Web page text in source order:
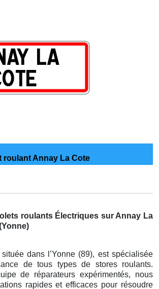
roulant Annay La Cote
roulants Électriques sur Annay La
dans l’Yonne (89), est spécialisée
de tous types de stores roulants.
de réparateurs expérimentés, nous
rapides et efficaces pour résoudre